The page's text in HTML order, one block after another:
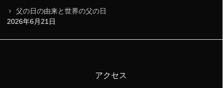
父の日の由来と世界の父の日
2026年6月21日
アクセス